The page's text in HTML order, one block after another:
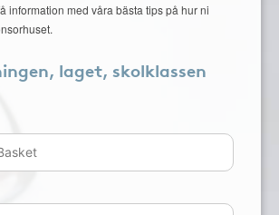
information med våra bästa tips på hur ni
laget, skolklassen